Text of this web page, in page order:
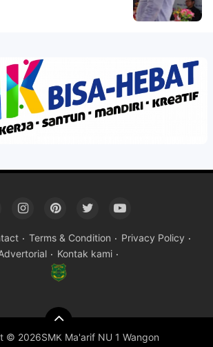
Terms & Condition
Privacy Policy
Kontak kami
© 2026SMK Ma'arif NU 1 Wangon